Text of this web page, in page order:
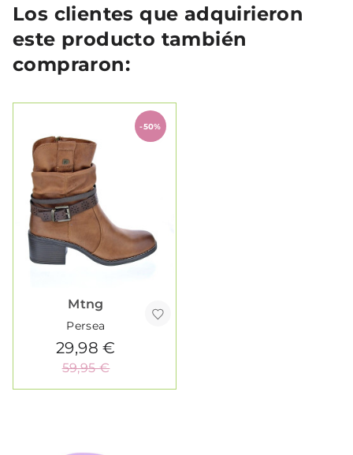
Los clientes que adquirieron
este producto también
compraron:
-50%
Mtng
Persea
29,98 €
59,95 €